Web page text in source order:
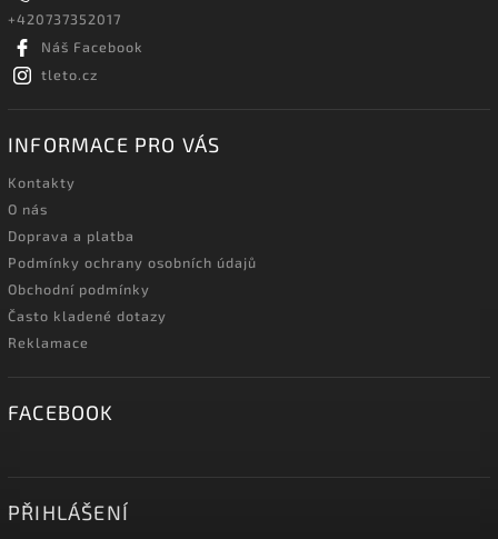
+420737352017
Náš Facebook
tleto.cz
INFORMACE PRO VÁS
Kontakty
O nás
Doprava a platba
Podmínky ochrany osobních údajů
Obchodní podmínky
Často kladené dotazy
Reklamace
FACEBOOK
PŘIHLÁŠENÍ